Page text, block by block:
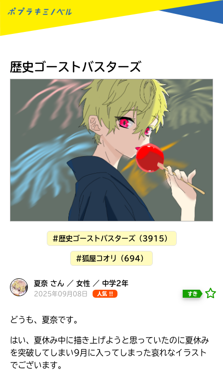
読みたい本が
歴史ゴーストバスターズ
#歴史ゴーストバスターズ（3915）
#狐屋コオリ（694）
夏奈 さん ／ 女性 ／ 中学2年
2025年09月08日 人気 !! すき
どうも、夏奈です。
はい、夏休み中に描き上げようと思っていたのに夏休み
を突破してしまい9月に入ってしまった哀れなイラスト
でございます。